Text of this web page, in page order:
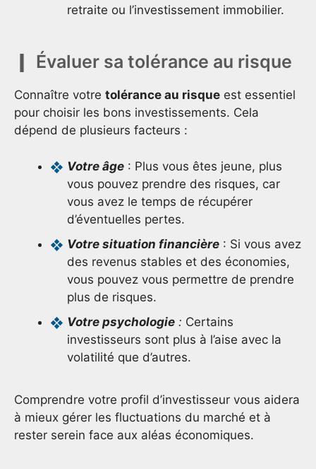
retraite ou l’investissement immobilier.
Évaluer sa tolérance au risque
Connaître votre tolérance au risque est essentiel
pour choisir les bons investissements. Cela
dépend de plusieurs facteurs :
Votre âge : Plus vous êtes jeune, plus
vous pouvez prendre des risques, car
vous avez le temps de récupérer
d’éventuelles pertes.
Votre situation financière : Si vous avez
des revenus stables et des économies,
vous pouvez vous permettre de prendre
plus de risques.
Votre psychologie : Certains
investisseurs sont plus à l’aise avec la
volatilité que d’autres.
Comprendre votre profil d’investisseur vous aidera
à mieux gérer les fluctuations du marché et à
rester serein face aux aléas économiques.